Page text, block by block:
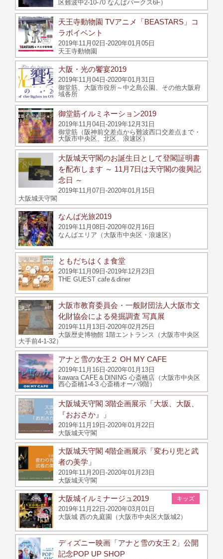
区難波中2-10-70 なんばパークス6F）
天王寺動物園 TVアニメ「BEASTARS」コ
ラボイベント
2019年11月02日-2020年01月05日
天王寺動物園
大阪・光の饗宴2019
2019年11月04日-2020年01月31日
御堂筋、大阪市役所～中之島公園、その他大阪府
域各所
御堂筋イルミネーション2019
2019年11月04日-2019年12月31日
御堂筋（阪神前交差点から難波西口交差点まで・
大阪市中央区、北区、浪速区）
大阪城天守閣のお誕生日として登閣証明書
を配布します ～ 11月7日は天守閣の復興記
念日 ～
2019年11月07日-2020年01月15日
大阪城天守閣
なんば光旅2019
2019年11月08日-2020年02月16日
なんばエリア（大阪市中央区・浪速区）
ともだちはくま食堂
2019年11月09日-2019年12月23日
THE GUEST cafe＆diner
大阪市教育委員会・一般財団法人大阪市文
化財協会による発掘調査 写真展
2019年11月13日-2020年02月25日
大阪歴史博物館 1階エントランス（大阪市中央区
大手前4-1-32）
アナと雪の女王２ OH MY CAFE
2019年11月16日-2020年01月13日
kawara CAFE＆DINING 心斎橋店（大阪市中央区
西心斎橋1-4-3 心斎橋オーパ9階）
大阪城天守閣 3階企画展示「大坂、大阪、
『おおさか』」
2019年11月19日-2020年01月22日
大阪城天守閣
大阪城天守閣 4階企画展示「変わり兜と武
者の美学」
2019年11月20日-2020年01月23日
大阪城天守閣
キッズ
大阪城イルミナージュ2019
2019年11月22日-2020年03月01日
大阪城 西の丸庭園（大阪市中央区大阪城2）
ディズニー映画「アナと雪の女王 2」公開
記念POP UP SHOP